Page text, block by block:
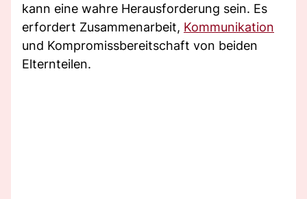
kann eine wahre Herausforderung sein. Es
erfordert Zusammenarbeit, Kommunikation
und Kompromissbereitschaft von beiden
Elternteilen.